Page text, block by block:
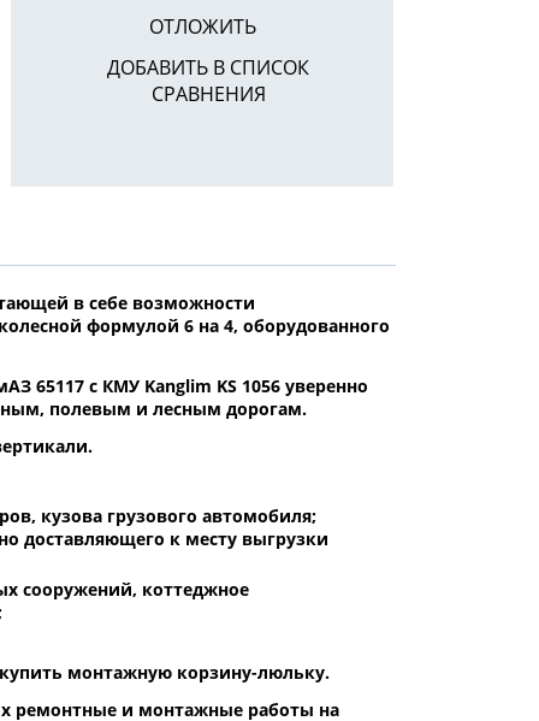
ОТЛОЖИТЬ
ДОБАВИТЬ В СПИСОК
СРАВНЕНИЯ
в себе возможности
формулой 6 на 4, оборудованного
65117 с КМУ Kanglim KS 1056 уверенно
полевым и лесным дорогам.
кузова грузового автомобиля;
доставляющего к месту выгрузки
сооружений, коттеджное
монтажную корзину-люльку.
ремонтные и монтажные работы на